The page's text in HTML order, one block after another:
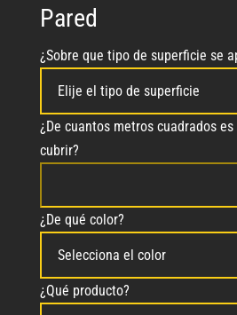
Pared
¿Sobre que tipo de superficie se
¿De cuantos metros cuadrados
cubrir?
¿De qué color?
¿Qué producto?